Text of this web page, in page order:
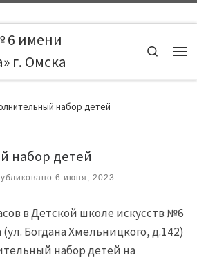
имени
г. Омска
Search
набор детей
набор детей
6 июня, 2023
в Детской школе искусств №6
Богдана Хмельницкого, д.142)
набор детей на